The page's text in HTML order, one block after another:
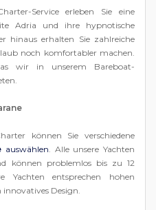
Service erleben Sie eine
Adria und ihre hypnotische
hinaus erhalten Sie zahlreiche
noch komfortabler machen.
wir in unserem Bareboat-
können Sie verschiedene
auswählen. Alle unsere Yachten
können problemlos bis zu 12
Yachten entsprechen hohen
innovatives Design.